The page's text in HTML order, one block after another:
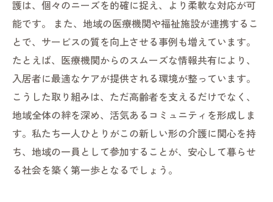
護は、個々のニーズを的確に捉え、より柔軟な対応が可
能です。 また、地域の医療機関や福祉施設が連携するこ
とで、サービスの質を向上させる事例も増えています。
たとえば、医療機関からのスムーズな情報共有により、
入居者に最適なケアが提供される環境が整っています。
こうした取り組みは、ただ高齢者を支えるだけでなく、
地域全体の絆を深め、活気あるコミュニティを形成しま
す。私たち一人ひとりがこの新しい形の介護に関心を持
ち、地域の一員として参加することが、安心して暮らせ
る社会を築く第一歩となるでしょう。